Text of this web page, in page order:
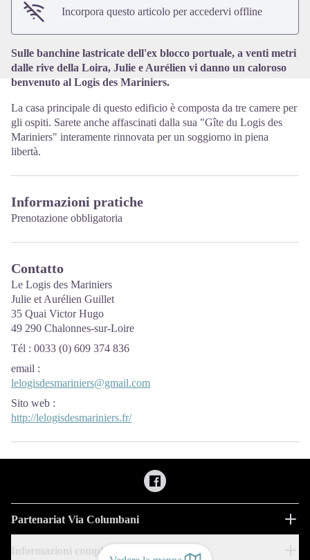
Incorpora questo articolo per accedervi offline
Sulle banchine lastricate dell'ex blocco portuale, a venti metri
dalle rive della Loira, Julie e Aurélien vi danno un caloroso
benvenuto al Logis des Mariniers.
La casa principale di questo edificio è composta da tre camere per
gli ospiti. Sarete anche affascinati dalla sua "Gîte du Logis des
Mariniers" interamente rinnovata per un soggiorno in piena
libertà.
Informazioni pratiche
Prenotazione obbligatoria
Contatto
Le Logis des Mariniers
Julie et Aurélien Guillet
35 Quai Victor Hugo
49 290 Chalonnes-sur-Loire
Tél : 0033 (0) 609 374 836
email :
lelogisdesmariniers@gmail.com
Sito web :
http://lelogisdesmariniers.fr/
Partenariat Via Columbani
Informazioni complementari